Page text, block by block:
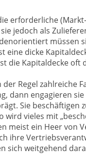
erforderliche
jedoch als
müssen
dicke
die Kapitaldecke
Regel zahlreiche
dann engagieren
Sie beschäftigen
wird vieles mit
meist ein Heer von
ihre
sich weitgehend